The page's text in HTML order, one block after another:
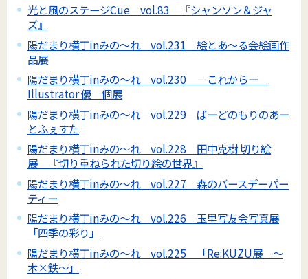
光と風のステージCue vol.83 『シャンソン＆ジャ
ズ』
陽だまり横丁inみの～れ vol.231 絵とあ～る会絵画作
品展
陽だまり横丁inみの～れ vol.230 －これからー
Illustrator 優 個展
陽だまり横丁inみの～れ vol.229 ばーどのもりのあー
とふぇすた
陽だまり横丁inみの～れ vol.228 田中克樹 切り絵
展 『切り重ねられた切り絵の世界』
陽だまり横丁inみの～れ vol.227 森のバースデーパー
ティー
陽だまり横丁inみの～れ vol.226 玉里写友会写真展
「四季の彩り」
陽だまり横丁inみの～れ vol.225 「Re:KUZU展 ～
木×鉄～」